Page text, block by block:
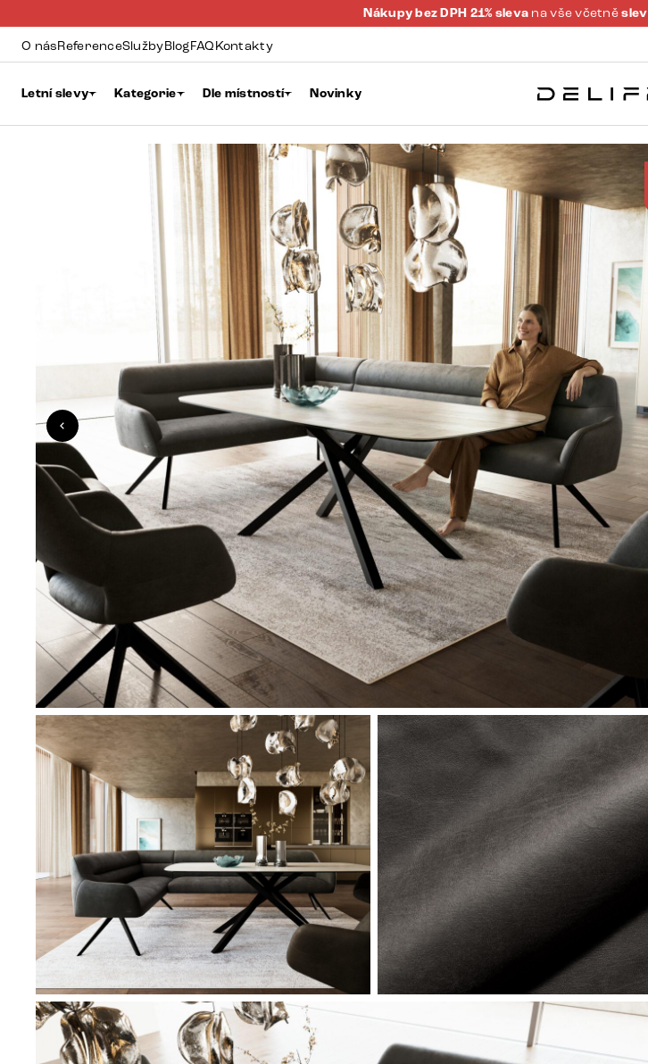
Nákupy bez DPH 21% sleva na vše včetněslev
O násReferenceSlužbyBlogFAQKontakty
Letní slevy Kategorie Dle místností Novinky